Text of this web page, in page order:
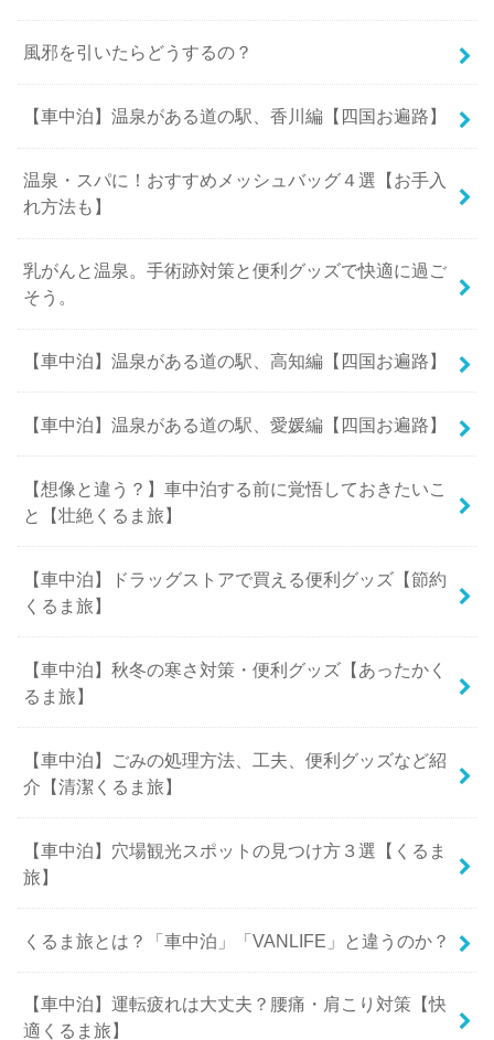
風邪を引いたらどうするの？
【車中泊】温泉がある道の駅、香川編【四国お遍路】
温泉・スパに！おすすめメッシュバッグ４選【お手入
れ方法も】
乳がんと温泉。手術跡対策と便利グッズで快適に過ご
そう。
【車中泊】温泉がある道の駅、高知編【四国お遍路】
【車中泊】温泉がある道の駅、愛媛編【四国お遍路】
【想像と違う？】車中泊する前に覚悟しておきたいこ
と【壮絶くるま旅】
【車中泊】ドラッグストアで買える便利グッズ【節約
くるま旅】
【車中泊】秋冬の寒さ対策・便利グッズ【あったかく
るま旅】
【車中泊】ごみの処理方法、工夫、便利グッズなど紹
介【清潔くるま旅】
【車中泊】穴場観光スポットの見つけ方３選【くるま
旅】
くるま旅とは？「車中泊」「VANLIFE」と違うのか？
【車中泊】運転疲れは大丈夫？腰痛・肩こり対策【快
適くるま旅】